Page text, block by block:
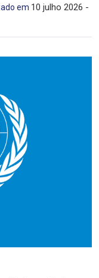
em 10 julho 2026 -